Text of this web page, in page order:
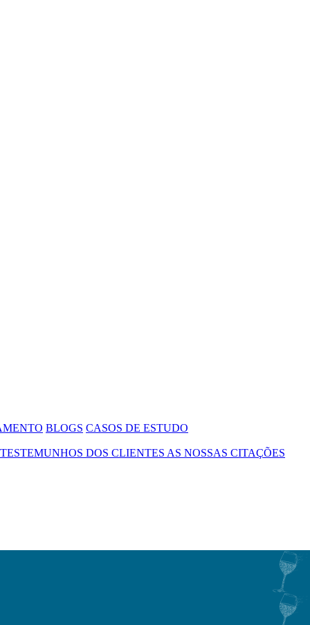
BLOGS CASOS DE ESTUDO
TESTEMUNHOS DOS CLIENTES AS NOSSAS CITAÇÕES